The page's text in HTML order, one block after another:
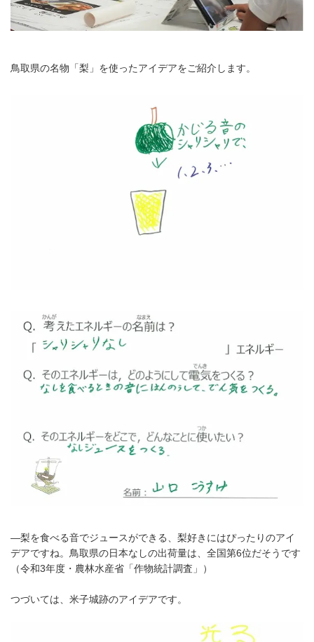
鳥取県の名物「梨」を使ったアイデアをご紹介します。
―梨を食べる音でジュースができる、梨好きにはぴったりのアイ
デアですね。鳥取県の日本なしの出荷量は、全国第6位だそうです
（令和3年度・農林水産省「作物統計調査」）
つづいては、米子城跡のアイデアです。